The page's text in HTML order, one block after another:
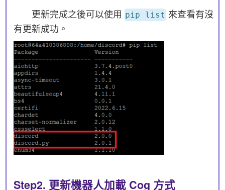
更新完成之後可以使用 pip list 來查看有沒
有更新成功。
Step2. 更新機器人加載 Cog 方式